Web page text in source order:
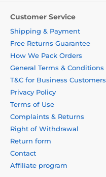
Customer Service
Shipping & Payment
Free Returns Guarantee
How We Pack Orders
General Terms & Conditions
T&C for Business Customers
Privacy Policy
Terms of Use
Complaints & Returns
Right of Withdrawal
Return form
Contact
Affiliate program